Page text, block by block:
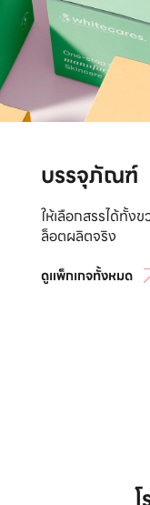
บรรจุภัณฑ์
ให้เลือกสรรได้ทั้
ล็อตผลิตจริง
ดูแพ็กเกจทั้งหมด